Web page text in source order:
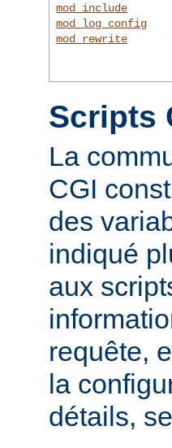
mod_include
mod_log_config
mod_rewrite
Scripts
La
CGI
des
indiqué
aux
requête,
la
détails,